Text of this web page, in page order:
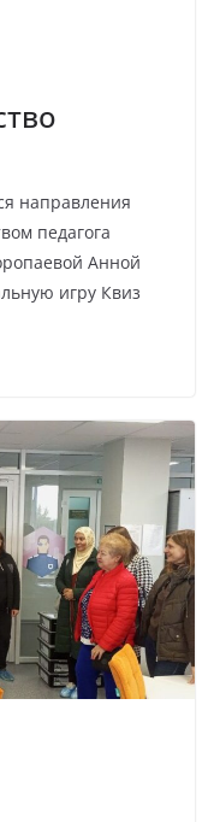
направления
педагога
Анной
игру Квиз